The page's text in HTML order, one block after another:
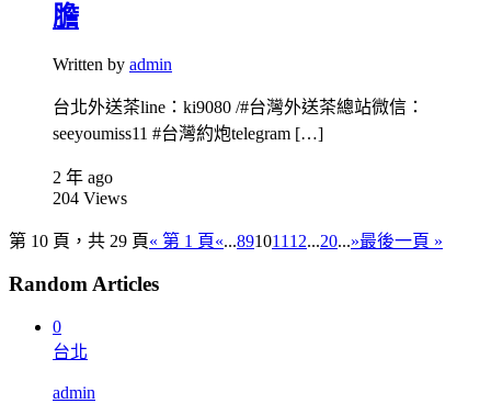
膽
Written by admin
台北外送茶line：ki9080 /#台灣外送茶總站微信：
seeyoumiss11 #台灣約炮telegram […]
2 年 ago
204 Views
第 10 頁，共 29 頁« 第 1 頁«...891011 12...20...»最後一頁 »
Random Articles
0
台北
admin